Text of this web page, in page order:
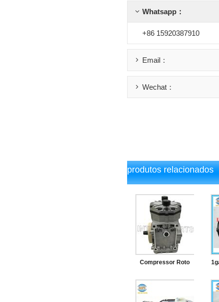
Whatsapp：
+86 15920387910
Email：
Wechat：
produtos relacionados
Compressor Roto
embreagem para